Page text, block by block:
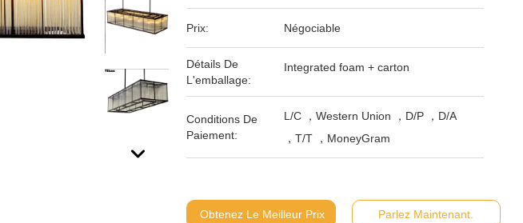
Prix: Négociable
Détails De
L'emballage:
Integrated foam + carton
Conditions De
Paiement:
L/C ，Western Union ，D/P ，D/A
，T/T ，MoneyGram
Obtenez Le Meilleur Prix Parlez Maintenant.